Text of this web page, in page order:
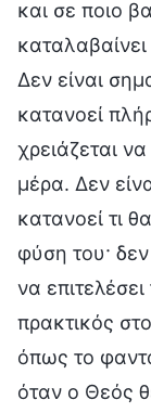
και σε ποιο
Δεν είναι
κατανοεί
χρειάζεται
μέρα. Δεν
κατανοεί τι
φύση του·
να
πρακτικός
όπως το
όταν ο Θεός